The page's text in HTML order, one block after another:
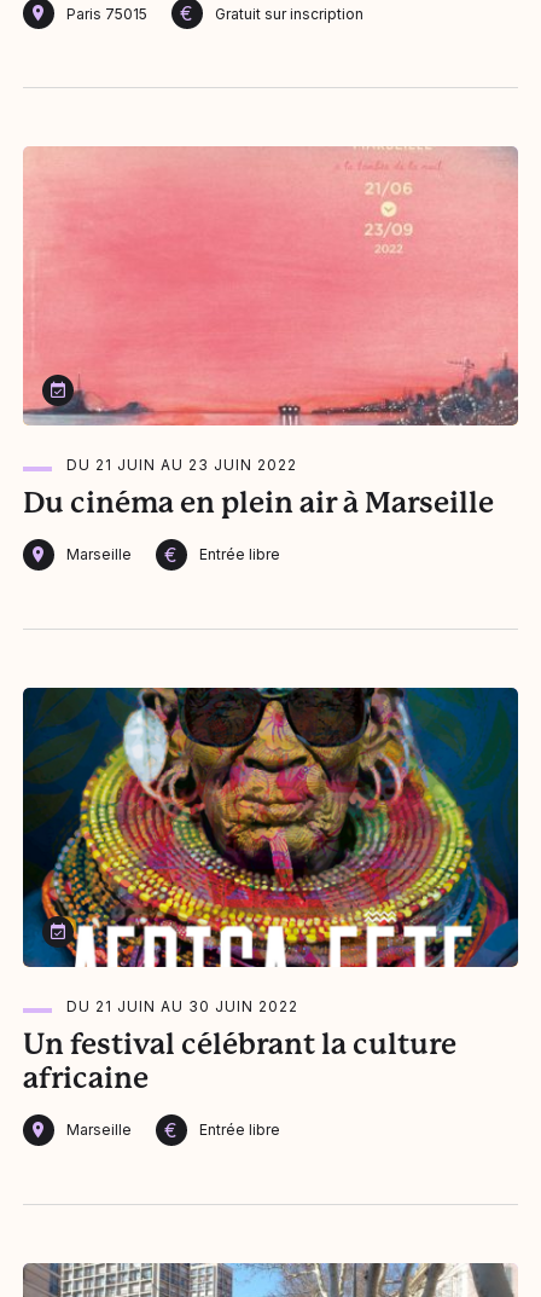
Paris 75015 € Gratuit sur inscription
DU 21 JUIN AU 23 JUIN 2022
Du cinéma en plein air à Marseille
Marseille € Entrée libre
DU 21 JUIN AU 30 JUIN 2022
Un festival célébrant la culture
africaine
Marseille € Entrée libre